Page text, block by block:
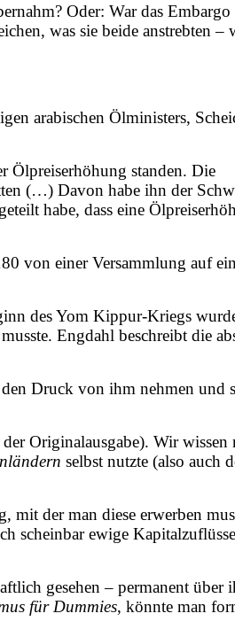
Oder: War das Embargo
was sie beide anstrebten –
arabischen Ölministers,
Ölpreiserhöhung standen. Die
(…) Davon habe ihn der
habe, dass eine
von einer Versammlung auf
des Yom Kippur-Kriegs
Engdahl beschreibt die
Druck von ihm nehmen und
Originalausgabe). Wir wissen
selbst nutzte (also auch
mit der man diese erwerben
scheinbar ewige
gesehen – permanent über
für Dummies, könnte man